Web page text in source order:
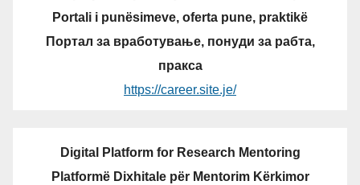
Portali i punësimeve, oferta pune, praktikë
Портал за вработување, понуди за рабта,
пракса
https://career.site.je/
Digital Platform for Research Mentoring
Platformë Dixhitale për Mentorim Kërkimor